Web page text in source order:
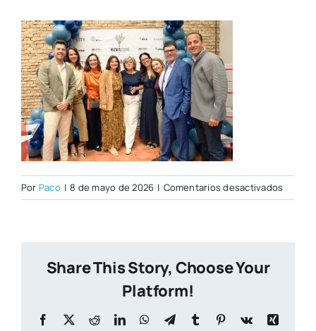
Por Paco | 8 de mayo de 2026 | Comentarios desactivadosen
Open
Share This Story, Choose Your
Platform!
Facebook
X RedditLinkedInWhatsApp
TelegramTumblr Pinterest
Vk
Xing